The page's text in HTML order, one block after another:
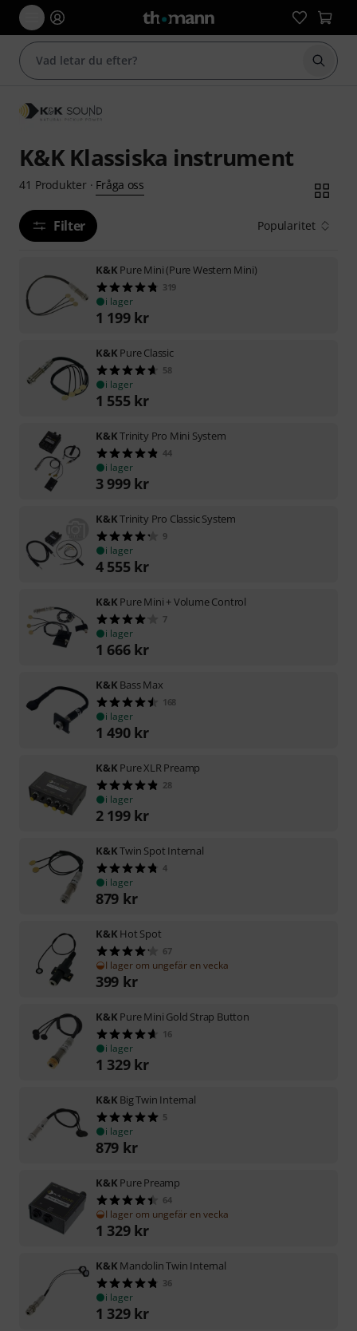
Börja
K&K Klassiska instrument
41 Produkter· Fråga oss
Filter Popularitet
K&K Pure Mini (Pure Western Mini)
319
i lager
1 199 kr
K&K Pure Classic
58
i lager
1 555 kr
K&KTrinity Pro Mini System
44
i lager
3 999 kr
K&KTrinity Pro Classic System
9
i lager
4 555 kr
K&K Pure Mini + Volume Control
7
i lager
1 666 kr
K&K Bass Max
168
i lager
1 490 kr
K&K Pure XLR Preamp
28
i lager
2 199 kr
K&KTwin Spot Internal
4
i lager
879 kr
K&K Hot Spot
67
I lager om ungefär en vecka
399 kr
K&K Pure Mini Gold Strap Button
16
i lager
1 329 kr
K&K Big Twin Internal
5
i lager
879 kr
K&K Pure Preamp
64
I lager om ungefär en vecka
1 329 kr
K&K Mandolin Twin Internal
36
i lager
1 329 kr